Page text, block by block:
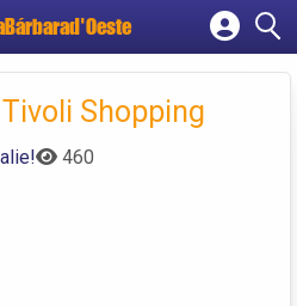
Cadastrar empresa
Criar conta
Tivoli Shopping
460